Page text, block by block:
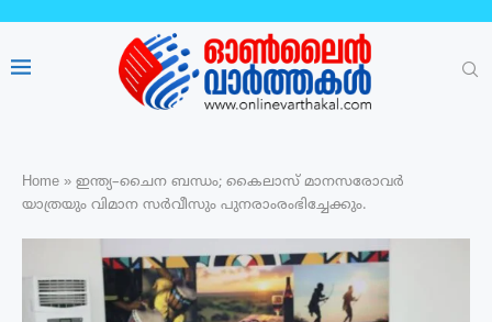
Home » ഇന്ത്യ–ചൈന ബന്ധം; കൈലാസ് മാനസരോവർ
യാത്രയും വിമാന സർവീസും പുനരാംരംഭിച്ചേക്കും.